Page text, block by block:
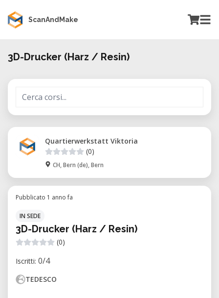
ScanAndMake
3D-Drucker (Harz / Resin)
Quartierwerkstatt Viktoria
(0)
CH, Bern (de), Bern
Pubblicato 1 anno fa
IN SEDE
3D-Drucker (Harz / Resin)
(0)
Iscritti: 0/4
TEDESCO